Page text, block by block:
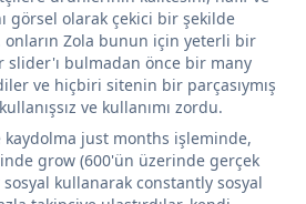
görsel olarak çekici bir şekilde
Zola bunun için yeterli bir
slider'ı bulmadan önce bir many
ve hiçbiri sitenin bir parçasıymış
ve kullanımı zordu.
kaydolma just months işleminde,
grow (600'ün üzerinde gerçek
kullanarak constantly sosyal